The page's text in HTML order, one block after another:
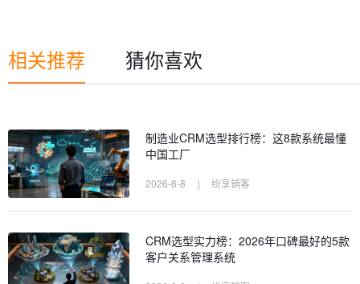
相关推荐 猜你喜欢
制造业CRM选型排行榜：这8款系统最懂
中国工厂
2026-8-8 | 纷享销客
CRM选型实力榜：2026年口碑最好的5款
客户关系管理系统